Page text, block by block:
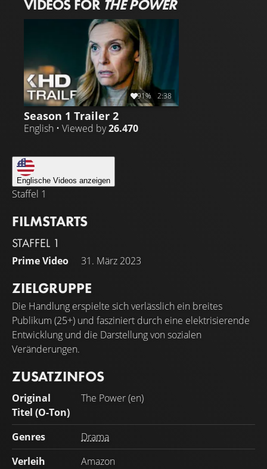
VIDEOS FOR THE POWER
91% 2:38
Season 1 Trailer 2
English • Viewed by26.470
Englische Videos anzeigen
Staffel 1
FILMSTARTS
STAFFEL 1
Prime Video 31. März 2023
ZIELGRUPPE
Die Handlung erspielte sich verlässlich ein breites
Publikum (25+) und fasziniert durch eine elektrisierende
Entwicklung und die Darstellung von sozialen
Veränderungen.
ZUSATZINFOS
Original
Titel (O-Ton)
The Power (en)
Genres
Drama
Verleih
Amazon